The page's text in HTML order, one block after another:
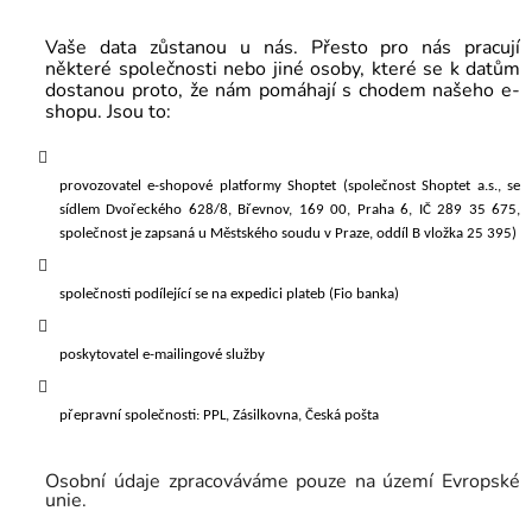
Vaše data zůstanou u nás. Přesto pro nás pracují
některé společnosti nebo jiné osoby, které se k datům
dostanou proto, že nám pomáhají s chodem našeho e-
shopu. Jsou to:
provozovatel e-shopové platformy Shoptet (společnost Shoptet a.s., se
sídlem Dvořeckého 628/8, Břevnov, 169 00, Praha 6, IČ 289 35 675,
společnost je zapsaná u Městského soudu v Praze, oddíl B vložka 25 395)
společnosti podílející se na expedici plateb (Fio banka)
poskytovatel e-mailingové služby
přepravní společnosti: PPL, Zásilkovna, Česká pošta
Osobní údaje zpracováváme pouze na území Evropské
unie.